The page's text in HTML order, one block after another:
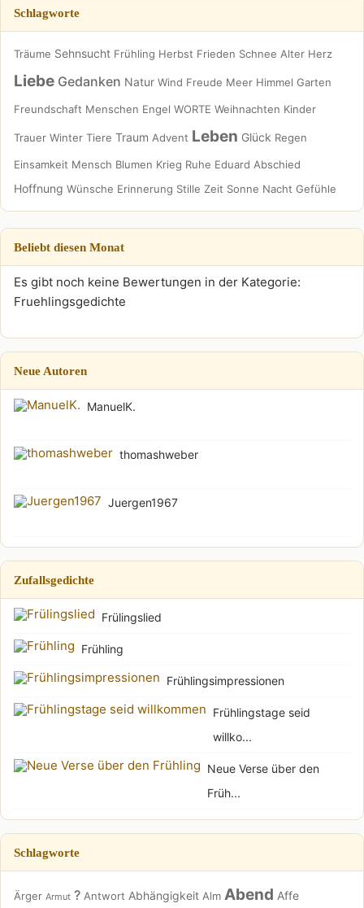
Schlagworte
Träume Sehnsucht Frühling Herbst Frieden Schnee Alter Herz
Liebe Gedanken Natur Wind Freude Meer Himmel Garten
Freundschaft Menschen Engel WORTE Weihnachten Kinder
Trauer Winter Tiere Traum Advent Leben Glück Regen
Einsamkeit Mensch Blumen Krieg Ruhe Eduard Abschied
Hoffnung Wünsche Erinnerung Stille Zeit Sonne Nacht Gefühle
Beliebt diesen Monat
Es gibt noch keine Bewertungen in der Kategorie:
Fruehlingsgedichte
Neue Autoren
ManuelK.
thomashweber
Juergen1967
Zufallsgedichte
Frülingslied
Frühling
Frühlingsimpressionen
Frühlingstage seid
willko...
Neue Verse über den
Früh...
Schlagworte
Ärger Armut ? Antwort Abhängigkeit Alm Abend Affe